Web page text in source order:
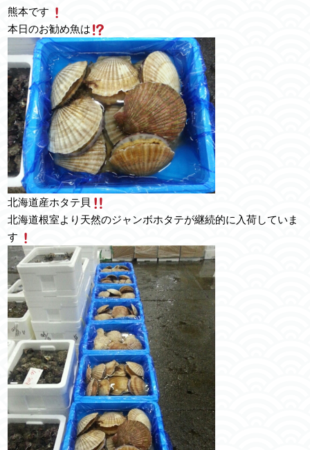
熊本です
本日のお勧め魚は
北海道産ホタテ貝
北海道根室より天然のジャンボホタテが継続的に入荷していま
す